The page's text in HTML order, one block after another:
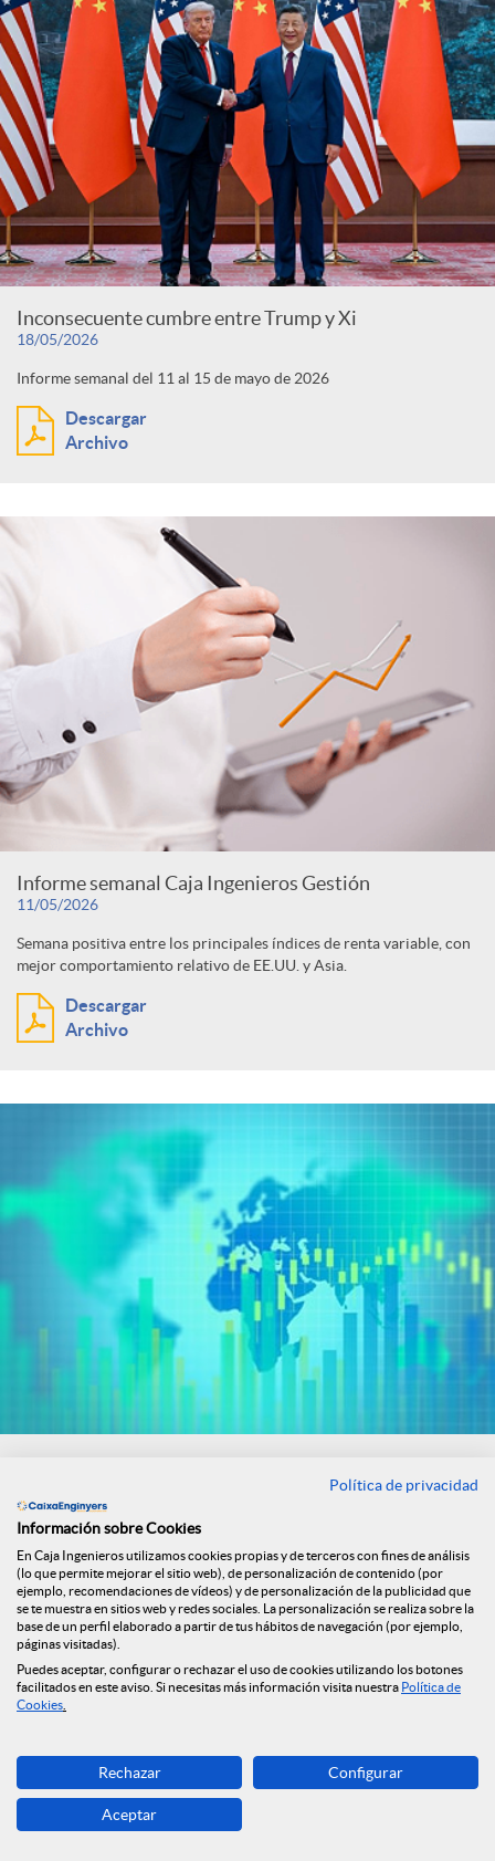
Inconsecuente cumbre entre Trump y Xi
18/05/2026
Informe semanal del 11 al 15 de mayo de 2026
Descargar
Archivo
Informe semanal Caja Ingenieros Gestión
11/05/2026
Semana positiva entre los principales índices de renta variable, con
mejor comportamiento relativo de EE.UU. y Asia.
Descargar
Archivo
11/05/2026
Informe semanal del 4 al 8 de mayo de 2026
Descargar
Archivo
1 2 Página
4 Página
5
Política de privacidad
Información sobre Cookies
En Caja Ingenieros utilizamos cookies propias y de terceros con fines de análisis
(lo que permite mejorar el sitio web), de personalización de contenido (por
ejemplo, recomendaciones de vídeos) y de personalización de la publicidad que
se te muestra en sitios web y redes sociales. La personalización se realiza sobre la
base de un perfil elaborado a partir de tus hábitos de navegación (por ejemplo,
páginas visitadas).
Puedes aceptar, configurar o rechazar el uso de cookies utilizando los botones
facilitados en este aviso. Si necesitas más información visita nuestra Política de
Cookies
Rechazar Configurar
Aceptar